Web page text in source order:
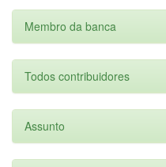
Membro da banca
Todos contribuidores
Assunto